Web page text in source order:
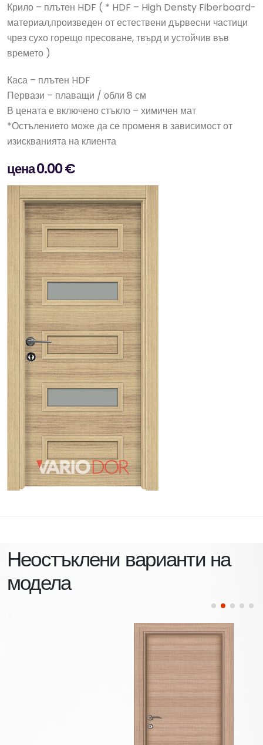
Крило – плътен HDF ( * HDF – High Densty Fiberboard-
материал,произведен от естествени дървесни частици
чрез сухо горещо пресоване, твърд и устойчив във
времето )
Каса – плътен HDF
Первази – плаващи / обли 8 см
В цената е включено стъкло – химичен мат
*Остълението може да се променя в зависимост от
изискванията на клиента
цена 0.00 €
Неостъклени варианти на
модела